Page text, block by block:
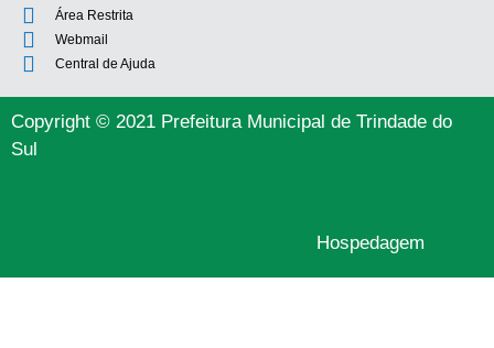
Área Restrita
Webmail
Central de Ajuda
Copyright © 2021 Prefeitura Municipal de Trindade do
Sul
Hospedagem